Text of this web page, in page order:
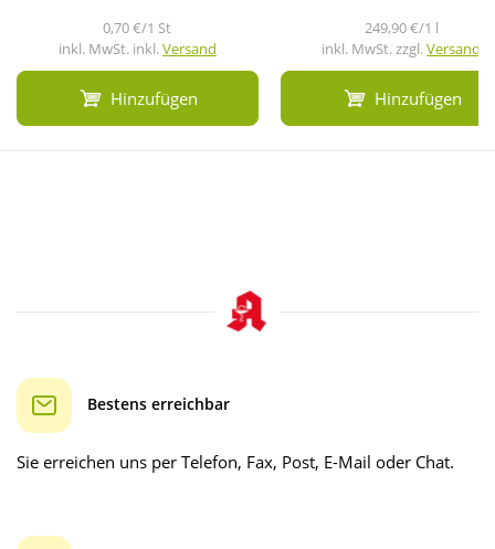
0,70 €/1 St
inkl. MwSt. inkl.Versand
Hinzufügen
249,90 €/1 l
inkl. MwSt. zzgl.Versand
Hinzufügen
Bestens erreichbar
Sie erreichen uns per Telefon, Fax, Post, E-Mail oder Chat.